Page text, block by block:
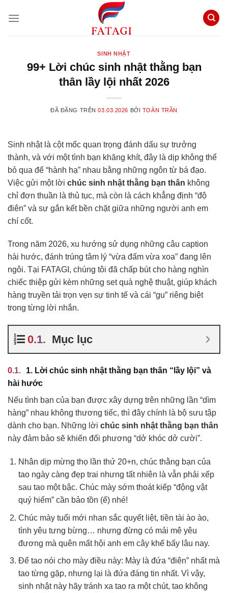
đến
SINH NHẬT
99+ Lời chúc sinh nhật thằng bạn
thân lầy lội nhất 2026
ĐÃ ĐĂNG TRÊN03.03.2026 BỞI TOÀN TRẦN
Sinh nhật là cột mốc quan trọng đánh dấu sự trưởng
thành, và với một tình bạn khăng khít, đây là dịp không thể
bỏ qua để “hành hạ” nhau bằng những ngôn từ bá đạo.
Việc gửi một lời chúc sinh nhật thằng bạn thân không
chỉ đơn thuần là thủ tục, mà còn là cách khẳng định “độ
điên” và sự gắn kết bền chặt giữa những người anh em
chí cốt.
Trong năm 2026, xu hướng sử dụng những câu caption
hài hước, đánh trúng tâm lý “vừa đấm vừa xoa” đang lên
ngôi. Tại FATAGI, chúng tôi đã chấp bút cho hàng nghìn
chiếc thiệp gửi kèm những set quà nghệ thuật, giúp khách
hàng truyền tải trọn vẹn sự tinh tế và cái “gu” riêng biệt
trong từng lời nhắn.
Mục lục
1. Lời chúc sinh nhật thằng bạn thân “lầy lội” và
hài hước
Nếu tình bạn của bạn được xây dựng trên những lần “dìm
hàng” nhau không thương tiếc, thì đây chính là bộ sưu tập
dành cho bạn. Những lời chúc sinh nhật thằng bạn thân
này đảm bảo sẽ khiến đối phương “dở khóc dở cười”.
Nhân dịp mừng thọ lần thứ 20+n, chúc thằng bạn của
tao ngày càng đẹp trai nhưng tất nhiên là vẫn phải xếp
sau tao một bậc. Chúc mày sớm thoát kiếp “động vật
quý hiếm” cần bảo tồn (ế) nhé!
Chúc mày tuổi mới nhan sắc quyết liệt, tiền tài ào ào,
tình yêu tưng bừng… nhưng đừng có mải mê yêu
đương mà quên mất hội anh em cây khế bấy lâu nay.
Để tao nói cho mày điều này: Mày là đứa “điên” nhất mà
tao từng gặp, nhưng lại là đứa đáng tin nhất. Vì vậy,
sinh nhật này hãy tránh xa tao ra một chút, tao không